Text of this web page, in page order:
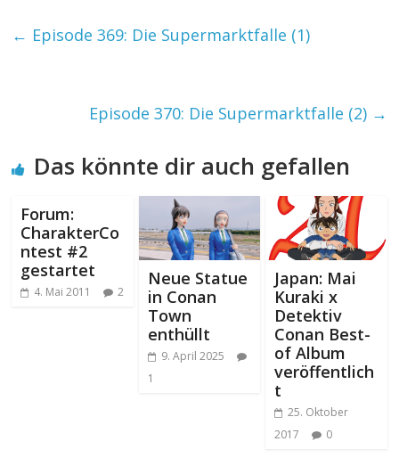
← Episode 369: Die Supermarktfalle (1)
Episode 370: Die Supermarktfalle (2) →
Das könnte dir auch gefallen
Forum:
CharakterCo
ntest #2
gestartet
4. Mai 2011 2
Neue Statue
in Conan
Town
enthüllt
9. April 2025
1
Japan: Mai
Kuraki x
Detektiv
Conan Best-
of Album
veröffentlich
t
25. Oktober
2017
0